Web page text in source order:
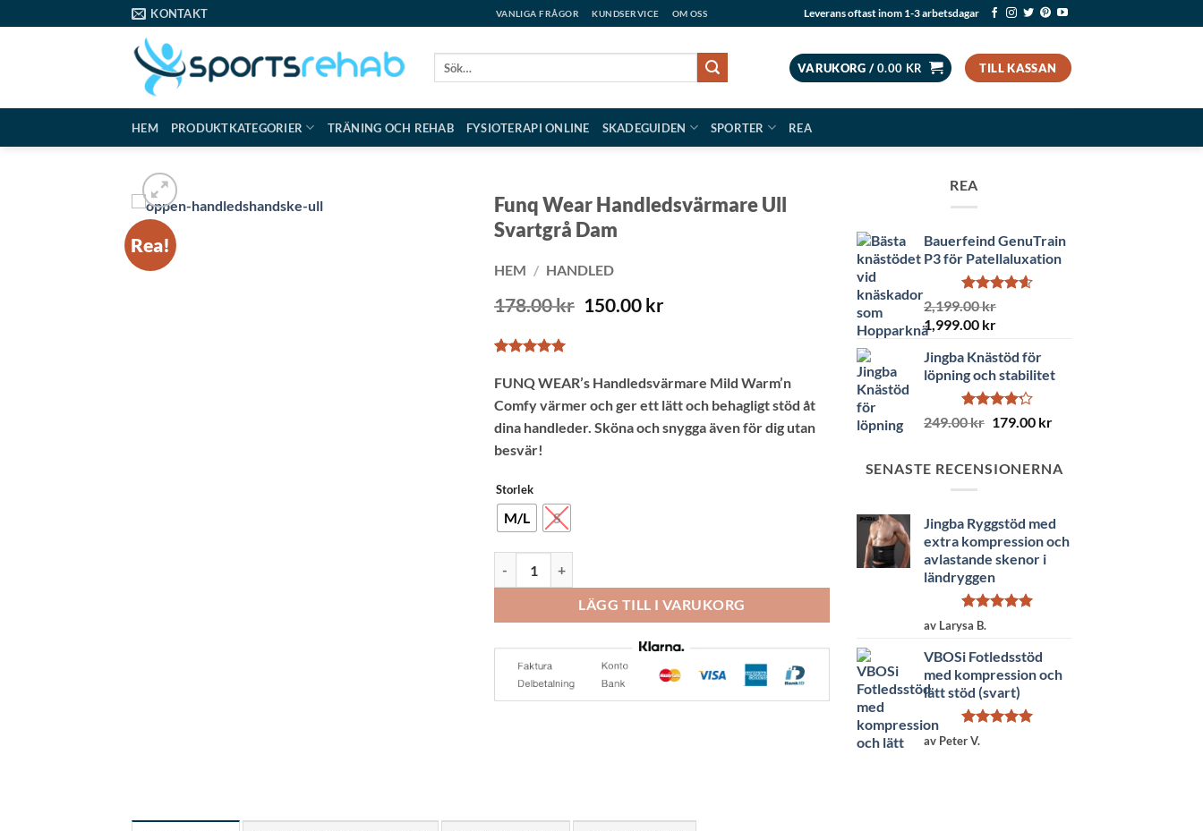
to
KONTAKT VANLIGA FRÅGOR KUNDSERVICE OM OSS Leverans oftast inom 1-3 arbetsdagar
VARUKORG /0.00 KR TILL KASSAN
HEM PRODUKTKATEGORIER TRÄNING OCH REHAB FYSIOTERAPI ONLINE SKADEGUIDEN SPORTER REA
Rea!
Funq Wear Handledsvärmare Ull
Svartgrå Dam
HEM / HANDLED
178.00kr Det
178.00 kr.
150.00 krDet
150.00 kr.
av 5
kundrecensioner
FUNQ WEAR’s Handledsvärmare Mild Warm’n
Comfy värmer och ger ett lätt och behagligt stöd åt
dina handleder. Sköna och snygga även för dig utan
besvär!
Storlek
M/L S
LÄGG TILL I VARUKORG
REA
Bauerfeind GenuTrain
P3 för Patellaluxation
Betygsatt
4.56
2,199.00kr
Det
priset
var:
2,199.00 kr.
1,999.00 krDet
priset
är:
1,999.00 kr.
Jingba Knästöd för
löpning och stabilitet
Betygsatt
249.00kr Det
var:
179.00 krDet
är:
SENASTE RECENSIONERNA
Jingba Ryggstöd med
extra kompression och
avlastande skenor i
ländryggen
Betygsatt
av Larysa B.
VBOSi Fotledsstöd
med kompression och
lätt stöd (svart)
Betygsatt
av Peter V.